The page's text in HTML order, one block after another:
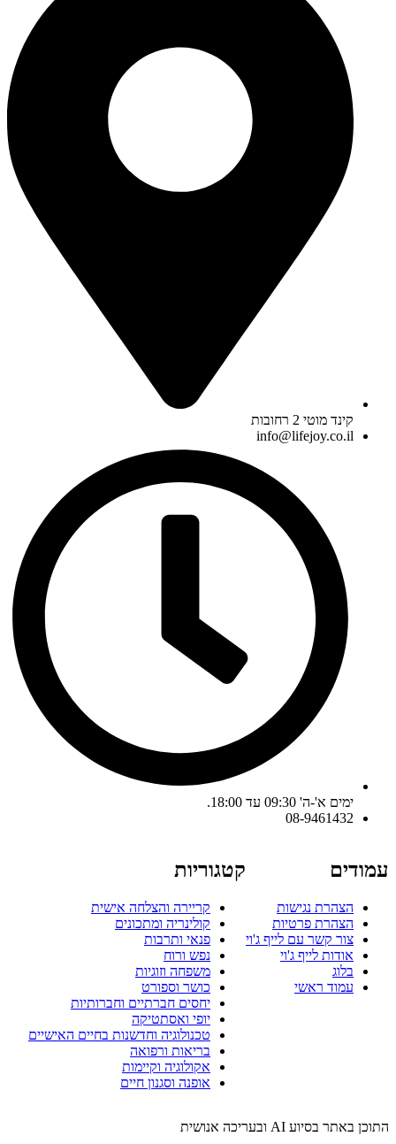
קינד מוטי 2 רחובות
info@lifejoy.co.il
ימים א'-ה' 09:30 עד 18:00.
08-9461432
עמודים
הצהרת נגישות
הצהרת פרטיות
צור קשר עם לייף ג'וי
אודות לייף ג'וי
בלוג
עמוד ראשי
קטגוריות
קריירה והצלחה אישית
קולינריה ומתכונים
פנאי ותרבות
נפש ורוח
משפחה וזוגיות
כושר וספורט
יחסים חברתיים וחברותיות
יופי ואסתטיקה
טכנולוגיה וחדשנות בחיים האישיים
בריאות ורפואה
אקולוגיה וקיימות
אופנה וסגנון חיים
התוכן באתר בסיוע AI ובעריכה אנושית